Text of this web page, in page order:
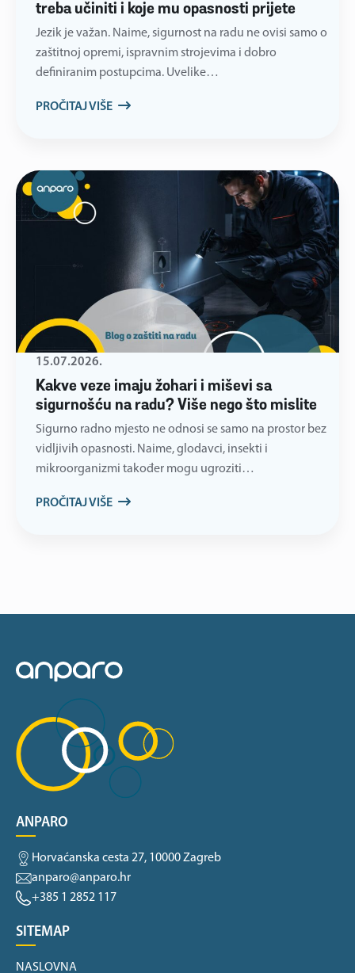
treba učiniti i koje mu opasnosti prijete
Jezik je važan. Naime, sigurnost na radu ne ovisi samo o
zaštitnoj opremi, ispravnim strojevima i dobro
definiranim postupcima. Uvelike…
PROČITAJ VIŠE
Kakve veze imaju žohari i miševi sa
sigurnošću na radu? Više nego što mislite
15.07.2026.
Sigurno radno mjesto ne odnosi se samo na prostor bez
vidljivih opasnosti. Naime, glodavci, insekti i
mikroorganizmi također mogu ugroziti…
PROČITAJ VIŠE
ANPARO
Horvaćanska cesta 27, 10000 Zagreb
anparo@anparo.hr
+385 1 2852 117
SITEMAP
NASLOVNA